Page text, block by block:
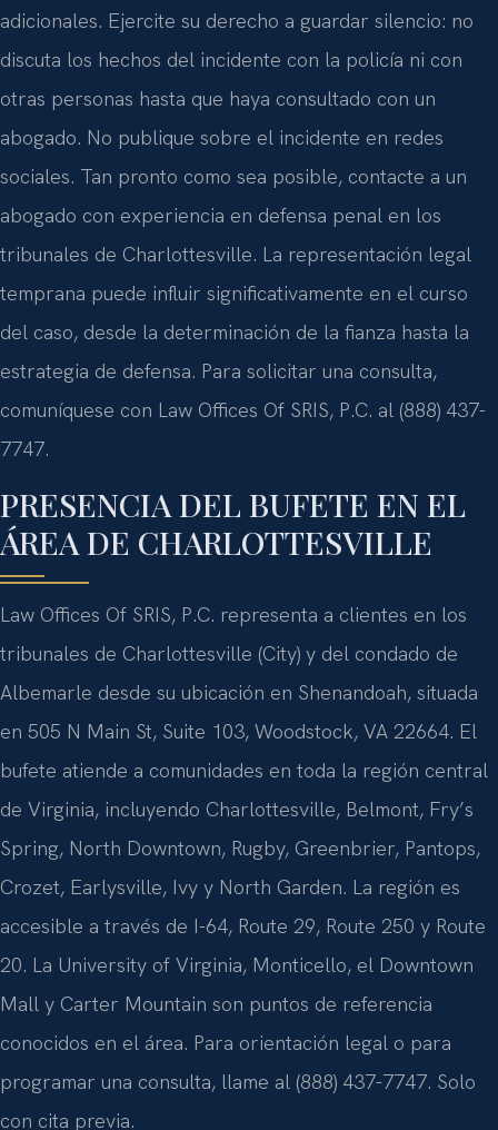
adicionales. Ejercite su derecho a guardar silencio: no
discuta los hechos del incidente con la policía ni con
otras personas hasta que haya consultado con un
abogado. No publique sobre el incidente en redes
sociales. Tan pronto como sea posible, contacte a un
abogado con experiencia en defensa penal en los
tribunales de Charlottesville. La representación legal
temprana puede influir significativamente en el curso
del caso, desde la determinación de la fianza hasta la
estrategia de defensa. Para solicitar una consulta,
comuníquese con Law Offices Of SRIS, P.C. al (888) 437-
7747.
PRESENCIA DEL BUFETE EN EL
ÁREA DE CHARLOTTESVILLE
Law Offices Of SRIS, P.C. representa a clientes en los
tribunales de Charlottesville (City) y del condado de
Albemarle desde su ubicación en Shenandoah, situada
en 505 N Main St, Suite 103, Woodstock, VA 22664. El
bufete atiende a comunidades en toda la región central
de Virginia, incluyendo Charlottesville, Belmont, Fry’s
Spring, North Downtown, Rugby, Greenbrier, Pantops,
Crozet, Earlysville, Ivy y North Garden. La región es
accesible a través de I-64, Route 29, Route 250 y Route
20. La University of Virginia, Monticello, el Downtown
Mall y Carter Mountain son puntos de referencia
conocidos en el área. Para orientación legal o para
programar una consulta, llame al (888) 437-7747. Solo
con cita previa.